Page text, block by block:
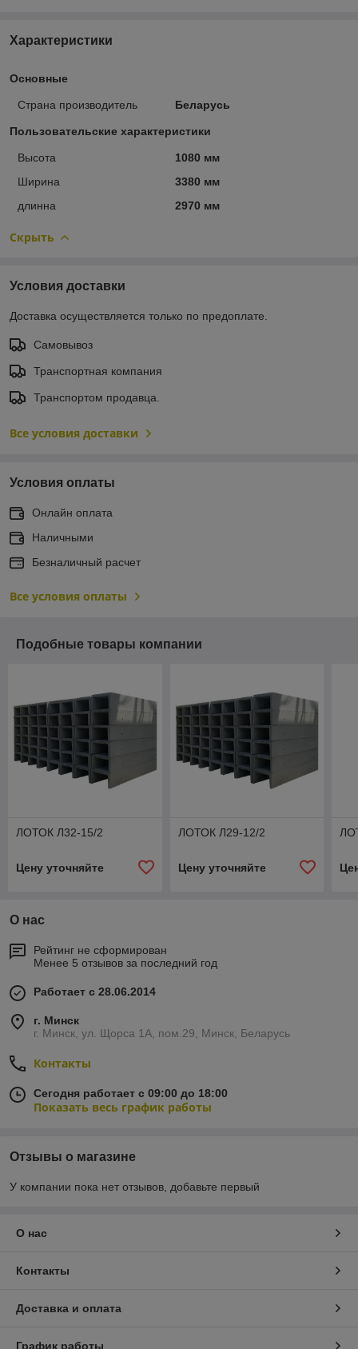
Характеристики
Основные
Страна производитель Беларусь
Пользовательские характеристики
Высота
1080 мм
Ширина
3380 мм
длинна
2970 мм
Скрыть
Условия доставки
Доставка осуществляется только по предоплате.
Самовывоз
Транспортная компания
Транспортом продавца.
Все условия доставки
Условия оплаты
Онлайн оплата
Наличными
Безналичный расчет
Все условия оплаты
Подобные товары компании
ЛОТОК Л32-15/2
Цену уточняйте
ЛОТОК Л29-12/2
Цену уточняйте
О нас
Рейтинг не сформирован
Менее 5 отзывов за последний год
Работает с 28.06.2014
г. Минск
г. Минск, ул. Щорса 1А, пом.29, Минск, Беларусь
Контакты
Сегодня работает с 09:00 до 18:00
Показать весь график работы
Отзывы о магазине
У компании пока нет отзывов, добавьте первый
О нас
Контакты
Доставка и оплата
График работы